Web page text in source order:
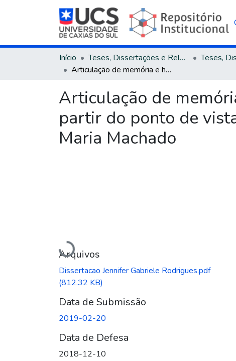
Início Teses, Dissertações e Relatórios
Articulação de memória e história no contexto ditatorial brasileiro a partir do ponto de vista feminino em Tropical sol da liberdade, de Ana Maria Machado
Articulação de
partir do ponto de
Maria Machado
Carregando...
Arquivos
Dissertacao Jennifer Gabriele Rodrigues.pdf
(812.32 KB)
Data de Submissão
2019-02-20
Data de Defesa
2018-12-10